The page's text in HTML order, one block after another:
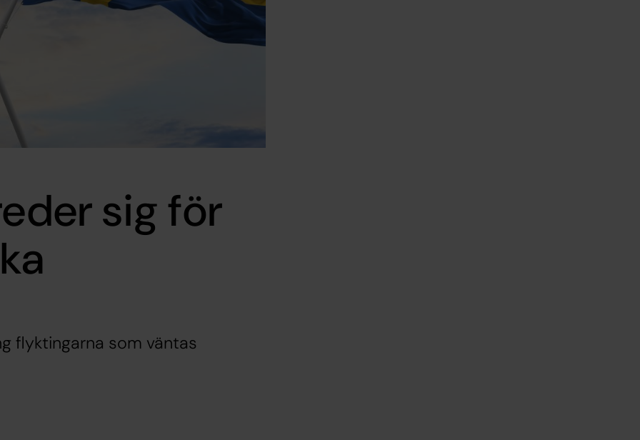
sig för
flyktingarna som väntas